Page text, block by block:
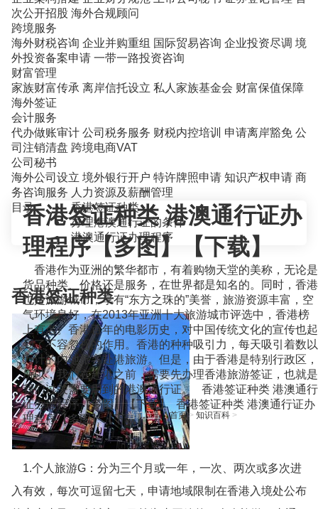
次公开招股 海外合规顾问
跨境服务
海外财税咨询 企业并购重组 国际贸易咨询 企业投资尽调 境
外投资备案申请 一带一路投资咨询
财富管理
家族财富传承 离岸信托设立 私人家族基金会 财富保值保障
海外签证
会计服务
代办做账审计 公司税务服务 财税内控培训 申请离岸豁免 公
司注销清盘 跨境电商VAT
公司秘书
海外公司设立 境外银行开户 特许牌照申请 知识产权申请 商
务咨询服务 人力资源及薪酬管理
当前位置：首页> 知识百科>
香港签证种类 港澳通行证办
理程序【多图】【下载】
香港作为亚洲的繁华都市，有着购物天堂的美称，无论是
货品种类、价格还是服务，在世界都是知名的。同时，香港
也是旅游城市，享有“东方之珠的”美誉，旅游资源丰富，空
气环境良好，在2013年亚洲十大旅游城市评选中，香港榜
上有名。香港百年的电影历史，对中国传统文化的宣传也起
到了不容忽视的作用。香港的种种吸引力，每天吸引着数以
万计的内地旅客赴港旅游。但是，由于香港是特别行政区，
所以，我们在赴港之前，需要先办理香港旅游签证，也就是
我们过关需要用到的港澳通行证。 香港签证种类 港澳通行
证办理程序【多图】【下载】 香港签证种类 港澳通行证办
理程序【多图】【下载】
目录
香港签证种类
办理港澳通行证的条件
港澳通行证办理程序
香港签证种类
1.个人旅游G：分为三个月或一年，一次、两次或多次进
入有效，每次可逗留七天，申请地域限制在香港入境处公布